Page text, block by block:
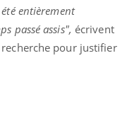
entièrement
passé assis", écrivent
pour justifier